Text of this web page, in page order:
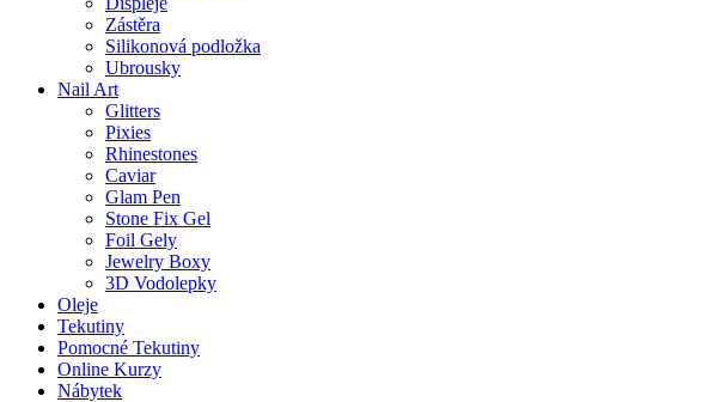
Zástěra
Silikonová podložka
Ubrousky
Nail Art
Glitters
Pixies
Rhinestones
Caviar
Glam Pen
Stone Fix Gel
Foil Gely
Jewelry Boxy
3D Vodolepky
Oleje
Tekutiny
Pomocné Tekutiny
Online Kurzy
Nábytek